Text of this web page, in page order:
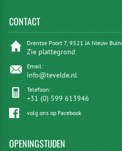
CONTACT
Drentse Poort 7, 9521 JA Nieuw
Zie plattegrond
Email:
info@tevelde.nl
Telefoon:
+31 (0) 599 613946
volg ons op Facebook
OPENINGSTIJDEN